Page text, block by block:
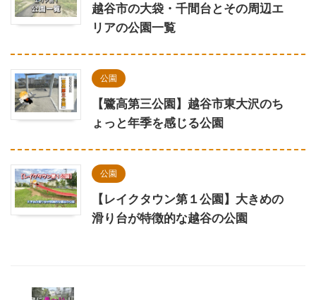
越谷市の大袋・千間台とその周辺エ
リアの公園一覧
公園
【鷺高第三公園】越谷市東大沢のち
ょっと年季を感じる公園
公園
【レイクタウン第１公園】大きめの
滑り台が特徴的な越谷の公園